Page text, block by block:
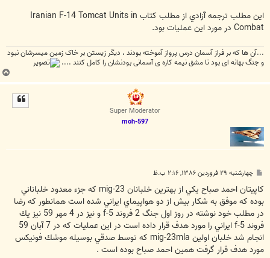
اين مطلب ترجمه آزادي از مطلب كتاب Iranian F-14 Tomcat Units in
Combat در مورد اين عمليات بود.
...آن ها که بر فراز آسمان درس پرواز آموخته بودند ، دیگر زیستن بر خاک زمین میسرشان نبود
و جنگ بهانه ای بود تا مشق نیمه کاره ی آسمانی بودنشان را کامل کنند ....
Super Moderator
moh-597
س
ت
چهارشنبه ۲۹ فروردین ۱۳۸۶, ۲:۱۶ ب.ظ
كاپيتان احمد صباح يكي از بهترين خلبانان mig-23 كه جزء معدود خلباناني
بوده كه موفق به شكار بيش از دو هواپيماي ايراني شده است همانطور كه رضا
در مطلب خود نوشته در روز اول جنگ 2 فروند f-5 و نيز در 4 مهر 59 نيز يك
فروند f-5 ايراني را مورد هدف قرار داده است در اين عمليات كه در 7 آبان 59
انجام شد خلبان اولين mig-23mla كه توسط صدقي بوسيله موشك فونيكس
مورد هدف قرار گرفت همين احمد صباح بوده است .